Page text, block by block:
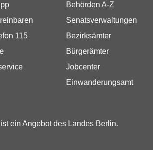
115
Behörden A-Z
Senatsverwaltungen
Bezirksämter
Bürgerämter
Jobcenter
Einwanderungsamt
ein Angebot des Landes Berlin.